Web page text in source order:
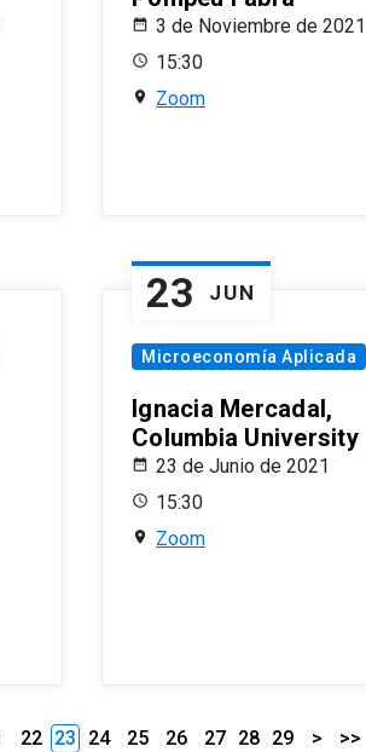
3 de Noviembre de 2021
15:30
Zoom
23 JUN
Microeconomía Aplicada
Ignacia Mercadal,
Columbia University
23 de Junio de 2021
15:30
Zoom
22 23 24 25 26 27 28 29 > >>